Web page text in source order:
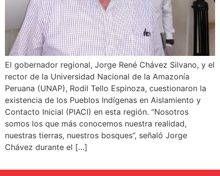
El gobernador regional, Jorge René Chávez Silvano, y el
rector de la Universidad Nacional de la Amazonía
Peruana (UNAP), Rodil Tello Espinoza, cuestionaron la
existencia de los Pueblos Indígenas en Aislamiento y
Contacto Inicial (PIACI) en esta región. “Nosotros
somos los que más conocemos nuestra realidad,
nuestras tierras, nuestros bosques”, señaló Jorge
Chávez durante el […]